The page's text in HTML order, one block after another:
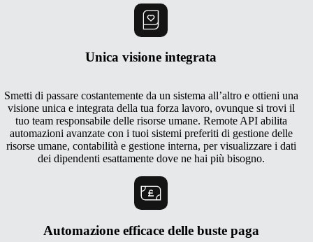
Unica visione integrata
Smetti di passare costantemente da un sistema all’altro e ottieni una
visione unica e integrata della tua forza lavoro, ovunque si trovi il
tuo team responsabile delle risorse umane. Remote API abilita
automazioni avanzate con i tuoi sistemi preferiti di gestione delle
risorse umane, contabilità e gestione interna, per visualizzare i dati
dei dipendenti esattamente dove ne hai più bisogno.
Automazione efficace delle buste paga